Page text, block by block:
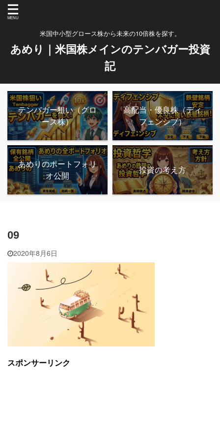
米国中小型グロース株から未来の10倍株を探す。
あめり｜米国株メインのテンバガー投資
記
テンバガー狙い（グロ
ース株）
高配当・優良株（ディ
フェンシブ）
あめりのポートフォリ
オ公開
投資の考え方
09
2020年8月6日
スポンサーリンク